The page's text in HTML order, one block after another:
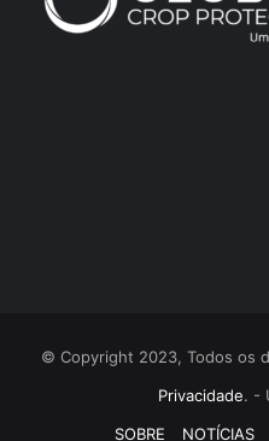
© Copyright 2023, Todos os
Privacidade. -
SOBRE
NOTÍCIAS